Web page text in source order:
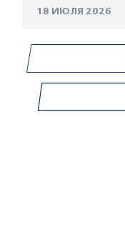
18 ИЮЛЯ 2026